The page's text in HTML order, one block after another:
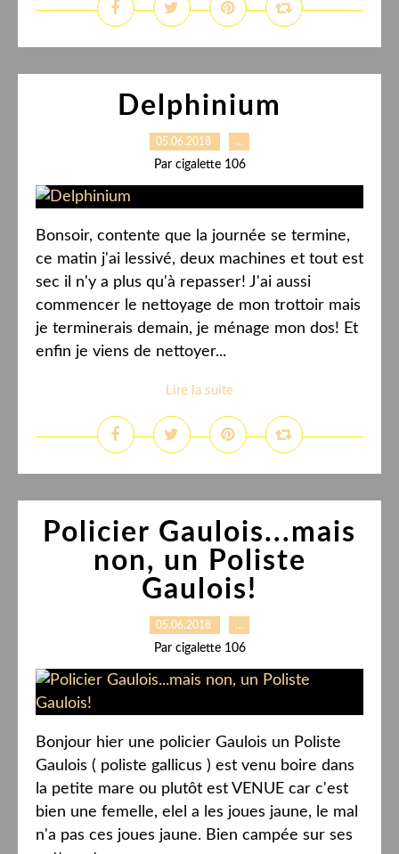
Delphinium
05.06.2018 …
Par cigalette 106
Bonsoir, contente que la journée se termine,
ce matin j'ai lessivé, deux machines et tout est
sec il n'y a plus qu'à repasser! J'ai aussi
commencer le nettoyage de mon trottoir mais
je terminerais demain, je ménage mon dos! Et
enfin je viens de nettoyer...
Lire la suite
Policier Gaulois...mais
non, un Poliste
Gaulois!
05.06.2018 …
Par cigalette 106
Bonjour hier une policier Gaulois un Poliste
Gaulois ( poliste gallicus ) est venu boire dans
la petite mare ou plutôt est VENUE car c'est
bien une femelle, elel a les joues jaune, le mal
n'a pas ces joues jaune. Bien campée sur ses